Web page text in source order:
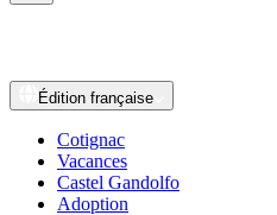
Édition française
Cotignac
Vacances
Castel Gandolfo
Adoption